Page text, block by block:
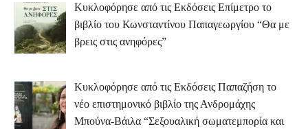
Κυκλοφόρησε από τις Εκδόσεις Επίμετρο το
βιβλίο του Κωνσταντίνου Παπαγεωργίου “Θα με
βρεις στις ανηφόρες”
Κυκλοφόρησε από τις Εκδόσεις Παπαζήση το
νέο επιστημονικό βιβλίο της Ανδρομάχης
Μπούνα-Βάιλα “Σεξουαλική σωματεμπορία και